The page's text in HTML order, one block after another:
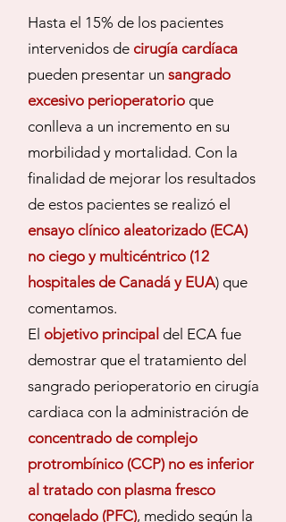
Hasta el 15% de los pacientes
intervenidos de cirugía cardíaca
pueden presentar un sangrado
excesivo perioperatorio que
conlleva a un incremento en su
morbilidad y mortalidad. Con la
finalidad de mejorar los resultados
de estos pacientes se realizó el
ensayo clínico aleatorizado (ECA)
no ciego y multicéntrico (12
hospitales de Canadá y EUA) que
comentamos.
El objetivo principal del ECA fue
demostrar que el tratamiento del
sangrado perioperatorio en cirugía
cardiaca con la administración de
concentrado de complejo
protrombínico (CCP) no es inferior
al tratado con plasma fresco
congelado (PFC), medido según la